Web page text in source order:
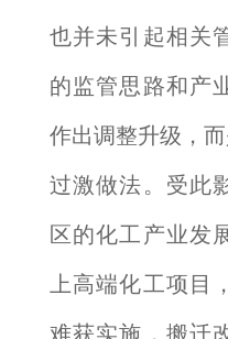
也并未引起相关
的监管思路和产
作出调整升级，
过激做法。受此
区的化工产业发
上高端化工项目
难获实施，搬迁